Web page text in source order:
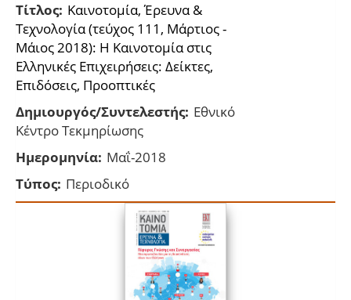
Τίτλος: Καινοτομία, Έρευνα &
Τεχνολογία (τεύχος 111, Μάρτιος -
Μάιος 2018): H Καινοτομία στις
Ελληνικές Επιχειρήσεις: Δείκτες,
Επιδόσεις, Προοπτικές
Δημιουργός/Συντελεστής: Εθνικό
Κέντρο Τεκμηρίωσης
Ημερομηνία: Μαΐ-2018
Τύπος: Περιοδικό